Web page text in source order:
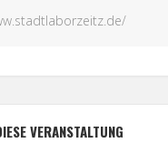
VERANSTALTUNG